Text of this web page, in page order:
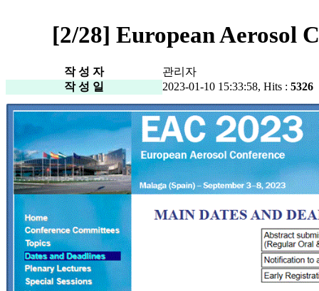
[2/28] European Aerosol
작 성 자
관리자
작 성 일
2023-01-10 15:33:58, Hits : 5326